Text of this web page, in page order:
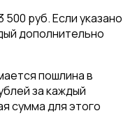
руб. Если указано
дополнительно
пошлина в
за каждый
сумма для этого